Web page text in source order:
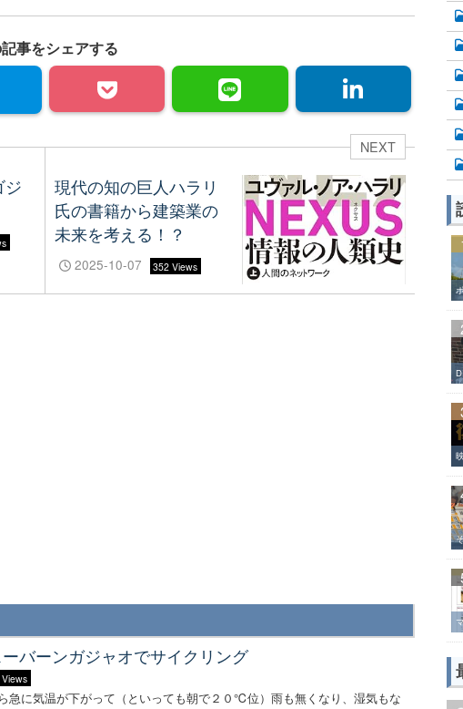
事をシェアする
ジ
NEXT
現代の知の巨人ハラリ
氏の書籍から建築業の
未来を考える！？
2025-10-07 352 Views
バーンガジャオでサイクリング
急に気温が下がって（といっても朝で２０℃位）雨も無くなり、湿気もな